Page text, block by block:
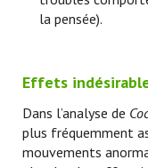
la pensée).
Effets
Dans l’analyse de
plus fréquemment
mouvements